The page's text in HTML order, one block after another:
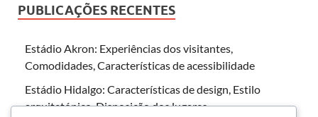
PUBLICAÇÕES RECENTES
Estádio Akron: Experiências dos visitantes,
Comodidades, Características de acessibilidade
Estádio Hidalgo: Características de design, Estilo
arquitetónico, Disposição dos lugares